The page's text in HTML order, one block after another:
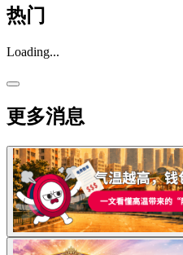
热门
Loading...
更多消息